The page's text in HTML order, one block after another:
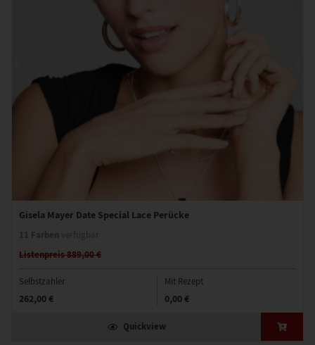
Gisela Mayer Date Special Lace Perücke
Listenpreis 889,00 €
Selbstzahler
262,00 €
Mit Rezept
0,00 €
Quickview